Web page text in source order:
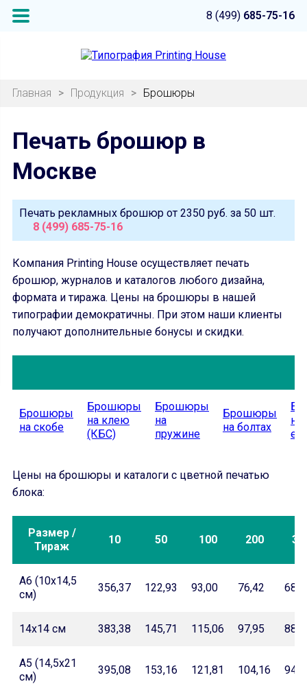
8 (499) 685-75-16
Главная > Продукция > Брошюры
Печать брошюр в
Москве
Печать рекламных брошюр от 2350 руб. за 50 шт.
8 (499) 685-75-16
Компания Printing House осуществляет печать
брошюр, журналов и каталогов любого дизайна,
формата и тиража. Цены на брошюры в нашей
типографии демократичны. При этом наши клиенты
получают дополнительные бонусы и скидки.
Брошюры
на скобе
Брошюры
на клею
(КБС)
Брошюры
на
пружине
Брошюры
на болтах
на
Цены на брошюры и каталоги с цветной печатью
блока:
Размер /
Тираж
10 50 100 200
А6 (10х14,5
см)
356,37 122,93 93,00 76,42
14х14 см 383,38 145,71 115,06 97,95
А5 (14,5х21
см)
395,08 153,16 121,81 104,16